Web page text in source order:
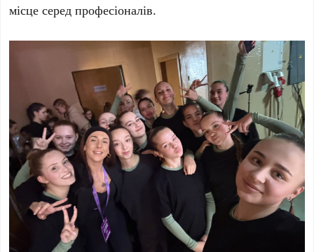
місце серед професіоналів.